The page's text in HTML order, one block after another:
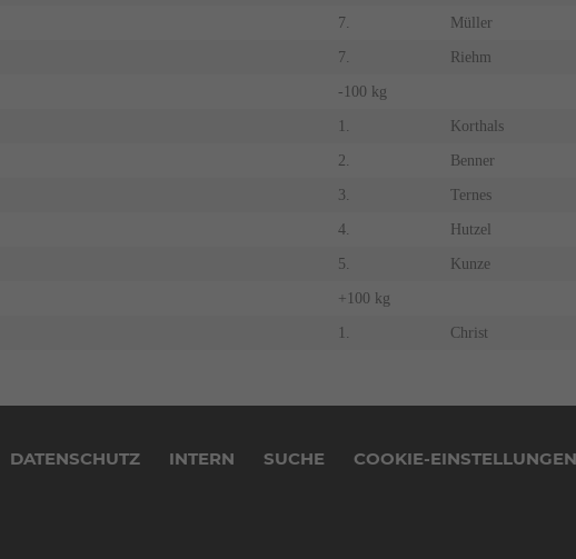
7. Müller
7. Riehm
-100 kg
Korthals
2. Benner
3. Ternes
4. Hutzel
5. Kunze
+100 kg
Christ
DATENSCHUTZ INTERN SUCHE COOKIE-EINSTELLUNGEN